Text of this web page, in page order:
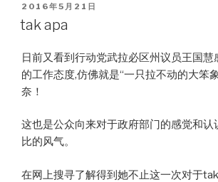
POSTED
ON
2016年5月21日
tak apa
日前又看到行动党武拉必区州议员王国慧
的工作态度,仿佛就是“一只拉不动的大笨
奈！
这也是公众向来对于政府部门的感觉和认
比的风气。
在网上搜寻了解得到她不止这一次对于